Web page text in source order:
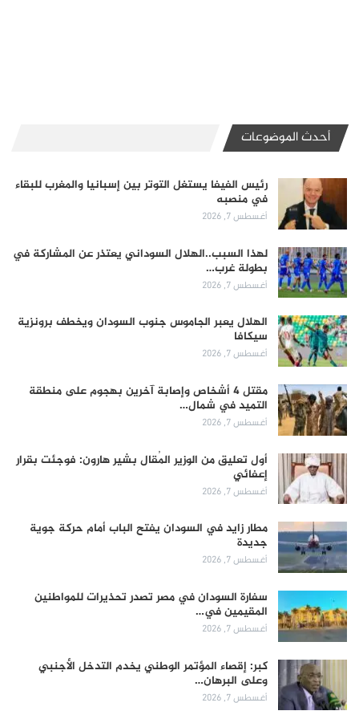
أحدث الموضوعات
رئيس الفيفا يستغل التوتر بين إسبانيا والمغرب للبقاء
في منصبه
أغسطس 7, 2026
لهذا السبب..الهلال السوداني يعتذر عن المشاركة في
بطولة غرب…
أغسطس 7, 2026
الهلال يعبر الجاموس جنوب السودان ويخطف برونزية
سيكافا
أغسطس 7, 2026
مقتل 4 أشخاص وإصابة آخرين بهجوم على منطقة
التميد في شمال…
أغسطس 7, 2026
أول تعليق من الوزير المُقال بشير هارون: فوجئت بقرار
إعفائي
أغسطس 7, 2026
مطار زايد في السودان يفتح الباب أمام حركة جوية
جديدة
أغسطس 7, 2026
سفارة السودان في مصر تصدر تحذيرات للمواطنين
المقيمين في…
أغسطس 7, 2026
كبر: إقصاء المؤتمر الوطني يخدم التدخل الأجنبي
وعلى البرهان…
أغسطس 7, 2026